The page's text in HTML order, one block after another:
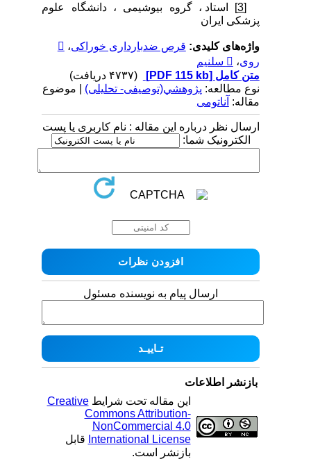
استاد ، گروه بیوشیمی ، دانشگاه علوم
پزشکی ایران
واژه‌های کلیدی:قرص ضدبارداری خوراکی،
روی، سلنیم
متن کامل[PDF 115 kb]
نوع مطالعه:پژوهشي(توصیفی- تحلیلی) | موضوع
مقاله:آناتومی
ارسال نظر درباره این مقاله : نام کاربری یا پست
الکترونیک شما:
ارسال پیام به نویسنده مسئول
بازنشر اطلاعات
این مقاله تحت شرایطCreative
Commons Attribution-
NonCommercial 4.0
International Licenseقابل
بازنشر است.